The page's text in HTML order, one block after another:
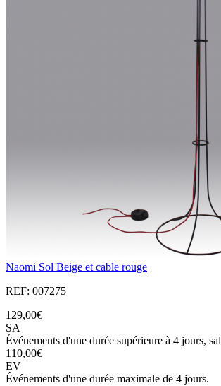
Naomi Sol Beige et cable rouge
REF: 007275
129,00€
SA
Événements d'une durée supérieure à 4 jours,
110,00€
EV
Événements d'une durée maximale de 4 jours.